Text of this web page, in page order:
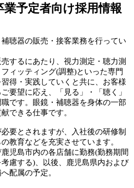
業予定者向け採用情報
聴器の販売・接客業務を行ってい
するにあたり、視力測定・聴力測
ィッティング(調整)といった専門
得・実践していくと共に、お客様
要望に応え、「見る」・「聴く」
です。眼鏡・補聴器を身体の一部
できる仕事です。
要とされますが、入社後の研修制
教育などを充実させています。
児島市内の各店舗に勤務(勤務期間
慮する)、以後、鹿児島県内および
配属の予定。